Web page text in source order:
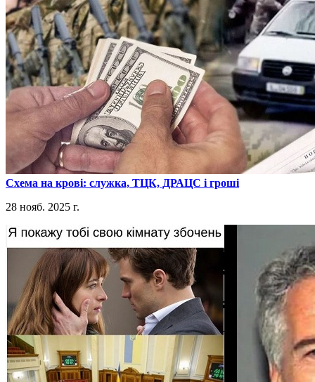
​Схема на крові: служка, ТЦК, ДРАЦС і гроші
28 нояб. 2025 г.